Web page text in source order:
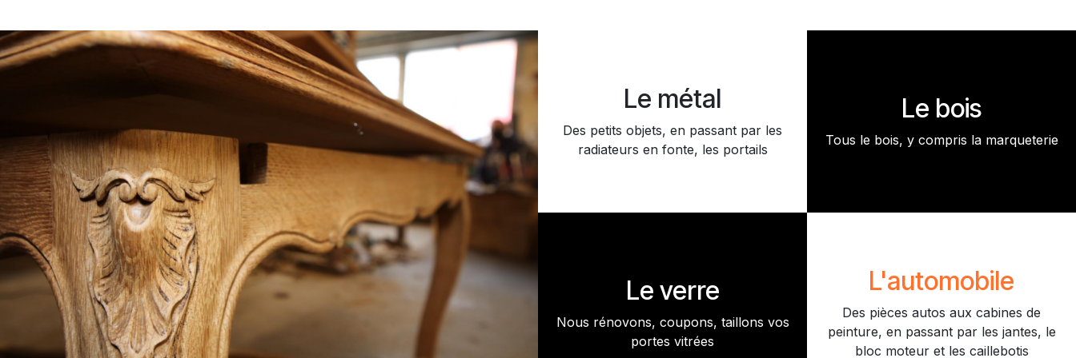
Le métal
Des petits objets, en passant par les
radiateurs en fonte, les portails
Le bois
Tous le bois, y compris la marqueterie
Le verre
Nous rénovons, coupons, taillons vos
portes vitrées
L'automobile
Des pièces autos aux cabines de
peinture, en passant par les jantes, le
bloc moteur et les caillebotis